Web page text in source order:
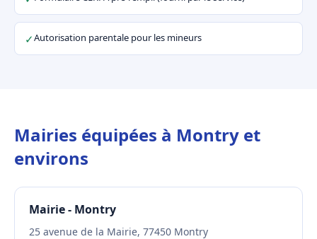
✓Autorisation parentale pour les mineurs
Mairies équipées à Montry et
environs
Mairie - Montry
25 avenue de la Mairie, 77450 Montry